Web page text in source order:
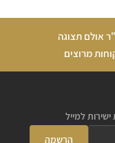
מרוצים
למייל
הרשמה